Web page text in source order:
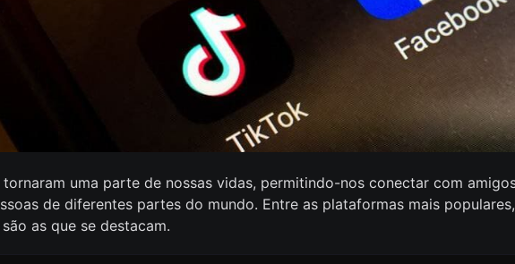
uma parte de nossas vidas, permitindo-nos conectar com
de diferentes partes do mundo. Entre as plataformas mais
as que se destacam.